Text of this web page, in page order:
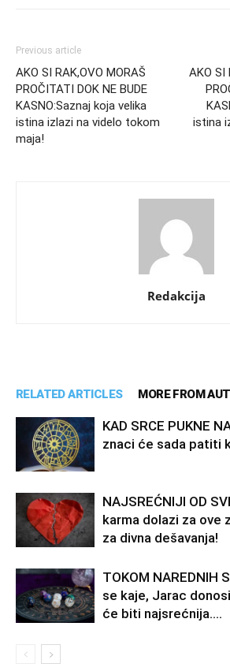
Previous article
AKO SI RAK,OVO MORAŠ
PROČITATI DOK NE BUDE
KASNO:Saznaj koja velika
istina izlazi na videlo tokom
maja!
AKO SI
istina
Redakcija
RELATED ARTICLES MORE FROM
KAD SRCE PUKNE
znaci će sada patiti
NAJSREĆNIJI OD
karma dolazi za ove
za divna dešavanja!
TOKOM NAREDNIH
se kaje, Jarac
će biti najsrećnija….